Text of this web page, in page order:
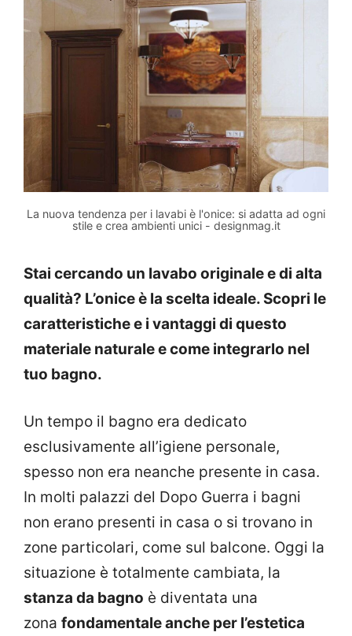
La nuova tendenza per i lavabi è l'onice: si adatta ad ogni
stile e crea ambienti unici - designmag.it
Stai cercando un lavabo originale e di alta
qualità? L’onice è la scelta ideale. Scopri le
caratteristiche e i vantaggi di questo
materiale naturale e come integrarlo nel
tuo bagno.
Un tempo il bagno era dedicato
esclusivamente all’igiene personale,
spesso non era neanche presente in casa.
In molti palazzi del Dopo Guerra i bagni
non erano presenti in casa o si trovano in
zone particolari, come sul balcone. Oggi la
situazione è totalmente cambiata, la
stanza da bagno è diventata una
zona fondamentale anche per l’estetica